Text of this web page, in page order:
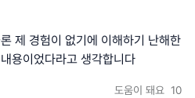
제 경험이 없기에 이해하기 난해한
용이었다라고 생각합니다
도움이 돼요 10